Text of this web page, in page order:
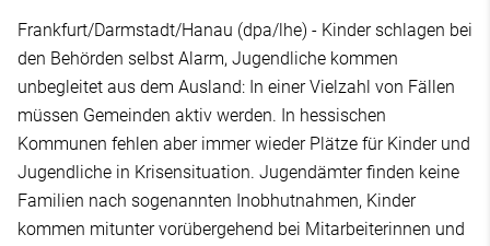
Frankfurt/Darmstadt/Hanau (dpa/lhe) - Kinder schlagen bei
den Behörden selbst Alarm, Jugendliche kommen
unbegleitet aus dem Ausland: In einer Vielzahl von Fällen
müssen Gemeinden aktiv werden. In hessischen
Kommunen fehlen aber immer wieder Plätze für Kinder und
Jugendliche in Krisensituation. Jugendämter finden keine
Familien nach sogenannten Inobhutnahmen, Kinder
kommen mitunter vorübergehend bei Mitarbeiterinnen und